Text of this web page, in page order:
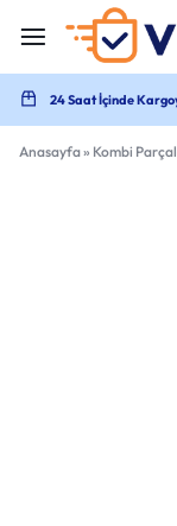
24 Saat İçinde
Anasayfa» Kombi